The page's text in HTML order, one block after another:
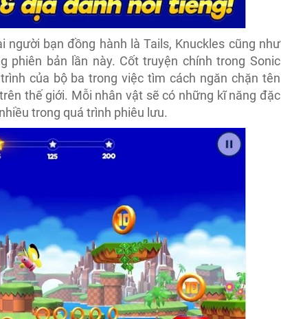
người bạn đồng hành là Tails, Knuckles cũng như
phiên bản lần này. Cốt truyện chính trong Sonic
của bộ ba trong việc tìm cách ngăn chặn tên
thế giới. Mỗi nhân vật sẽ có những kĩ năng đặc
trong quá trình phiêu lưu.